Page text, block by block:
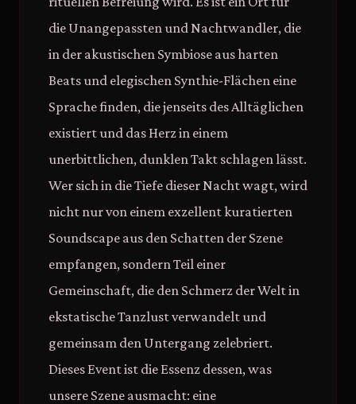
die Unangepassten und Nachtwandler, die
in der akustischen Symbiose aus harten
Beats und elegischen Synthie-Flächen eine
Sprache finden, die jenseits des Alltäglichen
existiert und das Herz in einem
unerbittlichen, dunklen Takt schlagen lässt.
Wer sich in die Tiefe dieser Nacht wagt, wird
nicht nur von einem exzellent kuratierten
Soundscape aus den Schatten der Szene
empfangen, sondern Teil einer
Gemeinschaft, die den Schmerz der Welt in
ekstatische Tanzlust verwandelt und
gemeinsam den Untergang zelebriert.
Dieses Event ist die Essenz dessen, was
unsere Szene ausmacht: eine